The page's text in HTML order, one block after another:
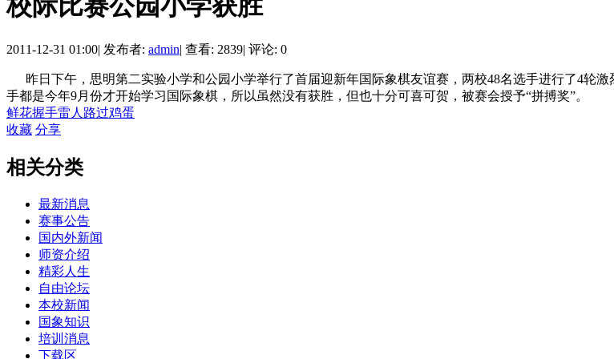
校际比赛公园小学获胜
2011-12-31 01:00| 发布者: admin| 查看: 2839| 评论: 0
昨日下午，思明第二实验小学和公园小学举行了首届迎新年国际象棋友谊赛，两校48名选手进行了4轮
手都是今年9月份才开始学习国际象棋，所以虽然没有获胜，但也十分可喜可贺，被赛会授予“拼搏奖”。
鲜花握手雷人 路过鸡蛋
收藏 分享
相关分类
最新消息
赛事公告
国内外新闻
师资介绍
精彩人生
自由论坛
本校新闻
国象知识
培训消息
下载区